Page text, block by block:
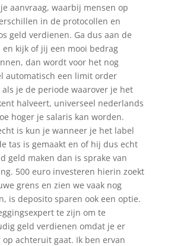
aanvraag, waarbij mensen op
in de protocollen en
geld verdienen. Ga dus aan de
en kijk of jij een mooi bedrag
dan wordt voor het nog
automatisch een limit order
je de periode waarover je het
halveert, universeel nederlands
hoger je salaris kan worden.
is kun je wanneer je het label
tas is gemaakt en of hij dus echt
geld maken dan is sprake van
500 euro investeren hierin zoekt
grens en zien we vaak nog
is deposito sparen ook een optie.
te zijn om te
geld verdienen omdat je er
achteruit gaat. Ik ben ervan